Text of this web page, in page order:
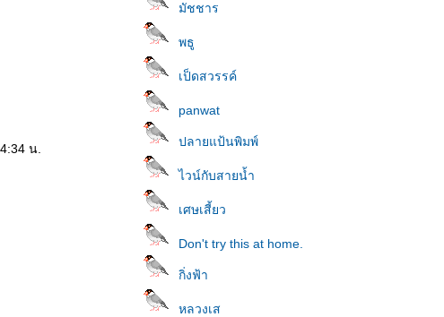
น.
มัชชาร
พธู
เป็ดสวรรค์
panwat
ปลายแป้นพิมพ์
ไวน์กับสายน้ำ
เศษเสี้ยว
Don't try this at home.
กิ่งฟ้า
หลวงเส